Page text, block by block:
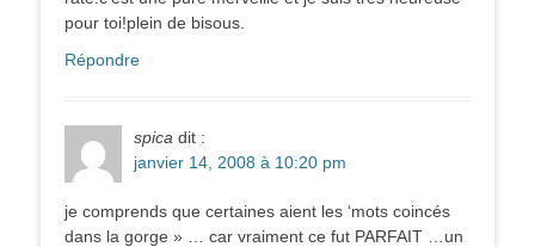
pour toi!plein de bisous.
Répondre
spica dit :
janvier 14, 2008 à 10:20 pm
je comprends que certaines aient les ‘mots coincés
dans la gorge » … car vraiment ce fut PARFAIT …un